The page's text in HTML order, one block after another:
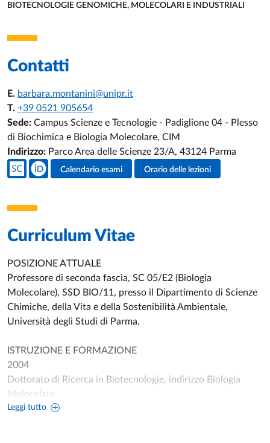
BIOTECNOLOGIE GENOMICHE, MOLECOLARI E INDUSTRIALI
Contatti
E. barbara.montanini@unipr.it
T. +39 0521 905654
Sede: Campus Scienze e Tecnologie - Padiglione 04 - Plesso
di Biochimica e Biologia Molecolare, CIM
Indirizzo: Parco Area delle Scienze 23/A, 43124 Parma
Social del docente
Calendario esami Orario delle lezioni
Curriculum Vitae
Leggi tutto
POSIZIONE ATTUALE
Professore di seconda fascia, SC 05/E2 (Biologia
Molecolare), SSD BIO/11, presso il Dipartimento di Scienze
Chimiche, della Vita e della Sostenibilità Ambientale,
Università degli Studi di Parma.
ISTRUZIONE E FORMAZIONE
2004
Dottorato di Ricerca in Biotecnologie, indirizzo Biologia
Molecolare
Università degli Studi di Parma